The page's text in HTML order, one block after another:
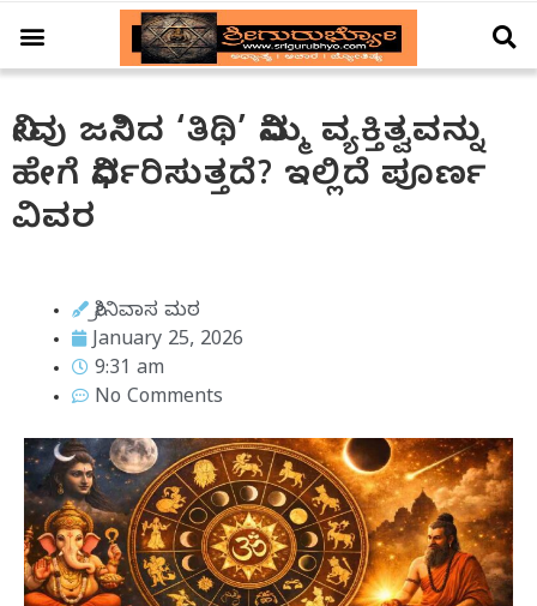
ನೀವು ಜನಿಸಿದ ‘ತಿಥಿ’ ನಿಮ್ಮ ವ್ಯಕ್ತಿತ್ವವನ್ನು
ಹೇಗೆ ನಿರ್ಧರಿಸುತ್ತದೆ? ಇಲ್ಲಿದೆ ಪೂರ್ಣ
ವಿವರ
ಶ್ರೀನಿವಾಸ ಮಠ
January 25, 2026
9:31 am
No Comments